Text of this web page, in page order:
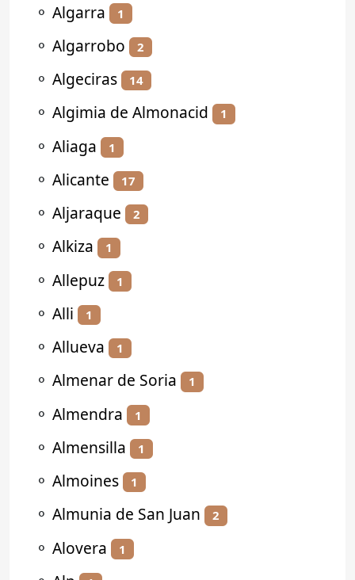
⚬ Algarra 1
⚬ Algarrobo 2
⚬ Algeciras 14
⚬ Algimia de Almonacid 1
⚬ Aliaga 1
⚬ Alicante 17
⚬ Aljaraque 2
⚬ Alkiza 1
⚬ Allepuz 1
⚬ Alli 1
⚬ Allueva 1
⚬ Almenar de Soria 1
⚬ Almendra 1
⚬ Almensilla 1
⚬ Almoines 1
⚬ Almunia de San Juan 2
⚬ Alovera 1